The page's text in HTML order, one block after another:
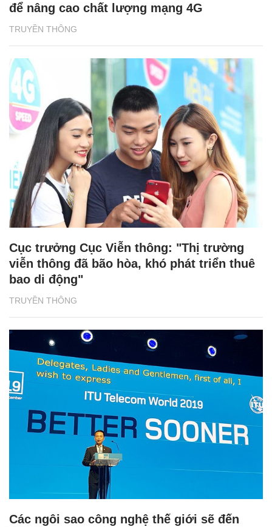
TRUYỀN THÔNG
để nâng cao chất lượng mạng 4G
TRUYỀN THÔNG
Cục trưởng Cục Viễn thông: "Thị trường
viễn thông đã bão hòa, khó phát triển thuê
bao di động"
Các ngôi sao công nghệ thế giới sẽ đến